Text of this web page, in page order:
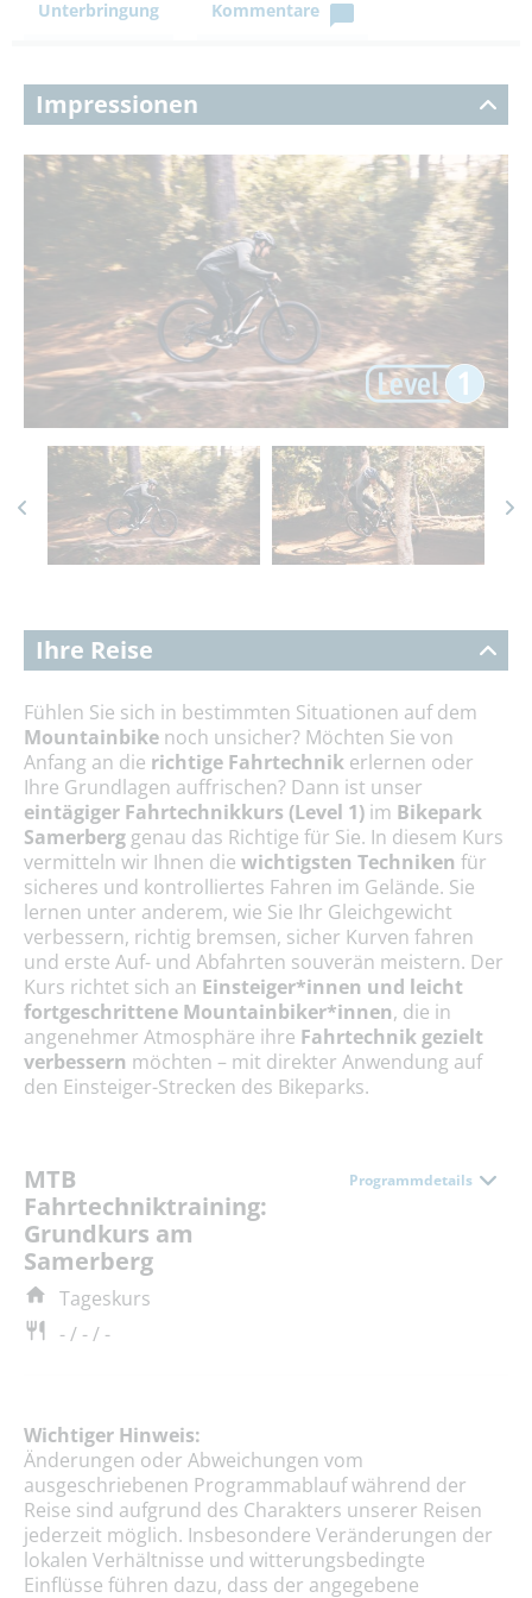
Unterbringung
Kommentare
Impressionen
Ihre Reise
Fühlen Sie sich in bestimmten Situationen auf dem
Mountainbike noch unsicher? Möchten Sie von
Anfang an die richtige Fahrtechnik erlernen oder
Ihre Grundlagen auffrischen? Dann ist unser
eintägiger Fahrtechnikkurs (Level 1) im Bikepark
Samerberg genau das Richtige für Sie. In diesem Kurs
vermitteln wir Ihnen die wichtigsten Techniken für
sicheres und kontrolliertes Fahren im Gelände. Sie
lernen unter anderem, wie Sie Ihr Gleichgewicht
verbessern, richtig bremsen, sicher Kurven fahren
und erste Auf- und Abfahrten souverän meistern. Der
Kurs richtet sich an Einsteiger*innen und leicht
fortgeschrittene Mountainbiker*innen, die in
angenehmer Atmosphäre ihre Fahrtechnik gezielt
verbessern möchten – mit direkter Anwendung auf
den Einsteiger-Strecken des Bikeparks.
MTB
Fahrtechniktraining:
Grundkurs am
Samerberg
Programmdetails
Tageskurs
- / - / -
Wichtiger Hinweis:
Änderungen oder Abweichungen vom
ausgeschriebenen Programmablauf während der
Reise sind aufgrund des Charakters unserer Reisen
jederzeit möglich. Insbesondere Veränderungen der
lokalen Verhältnisse und witterungsbedingte
Einflüsse führen dazu, dass der angegebene